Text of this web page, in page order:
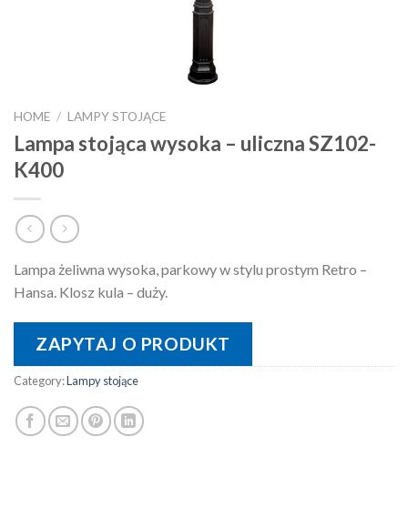
HOME / LAMPY STOJĄCE
Lampa stojąca wysoka – uliczna SZ102-
K400
Lampa żeliwna wysoka, parkowy w stylu prostym Retro –
Hansa. Klosz kula – duży.
ZAPYTAJ O PRODUKT
Category:Lampy stojące